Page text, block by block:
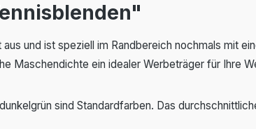
und ist speziell im Randbereich nochmals mit
Maschendichte ein idealer Werbeträger für Ihre
sind Standardfarben. Das